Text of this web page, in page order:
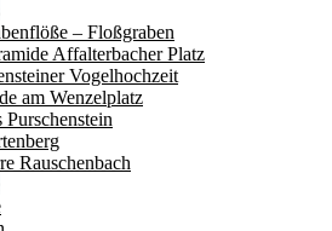
– Floßgraben
Affalterbacher Platz
Vogelhochzeit
am Wenzelplatz
Purschenstein
Rauschenbach